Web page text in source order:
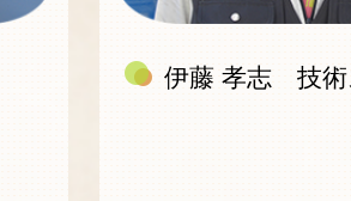
伊藤 孝志 技術